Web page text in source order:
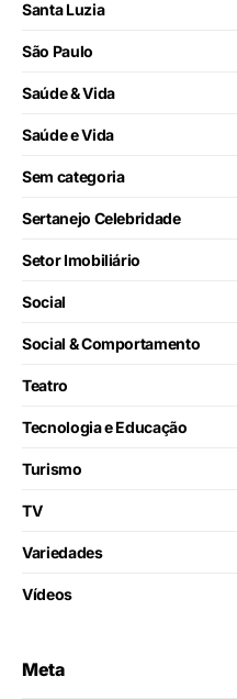
Santa Luzia
São Paulo
Saúde & Vida
Saúde e Vida
Sem categoria
Sertanejo Celebridade
Setor Imobiliário
Social
Social & Comportamento
Teatro
Tecnologia e Educação
Turismo
TV
Variedades
Vídeos
Meta